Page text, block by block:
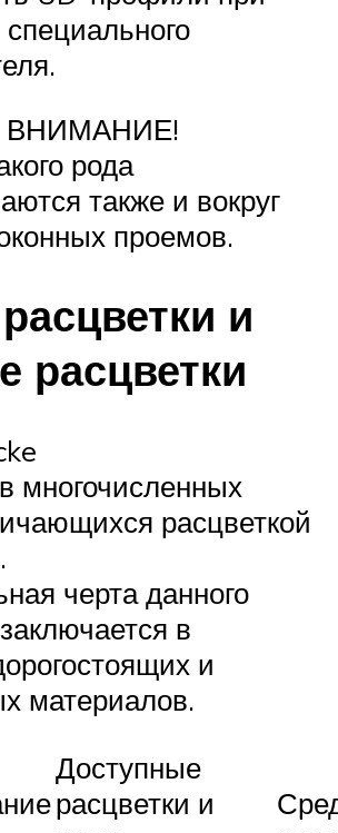
ВНИМАНИЕ!
рода
также и вокруг
проемов.
и
расцветки
многочисленных
расцветкой
черта данного
в
и
материалов.
Доступные
расцветки и